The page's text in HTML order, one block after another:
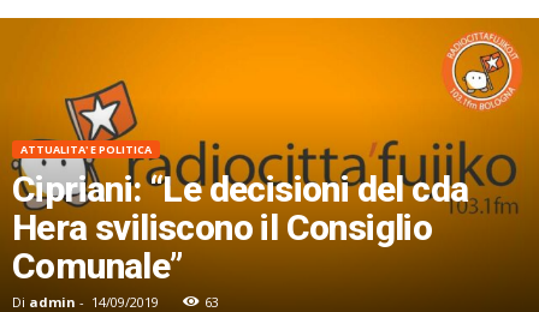
ATTUALITA' E POLITICA
Cipriani: “Le decisioni del cda
Hera sviliscono il Consiglio
Comunale”
Di admin - 14/09/2019 63